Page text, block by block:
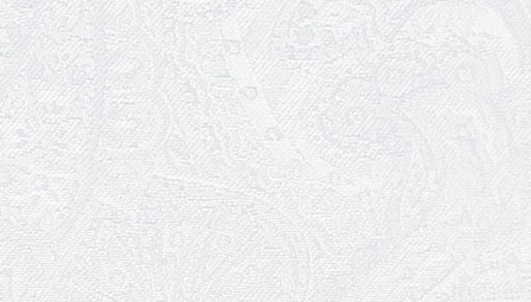
родина»!
02.04.2026
Запрошуємо на прем'єру вистави
«Божевільна родина»
01.04.2026
Трудовий ювілей Олени Корольової
27.03.2026
З Всесвітнім днем театру!